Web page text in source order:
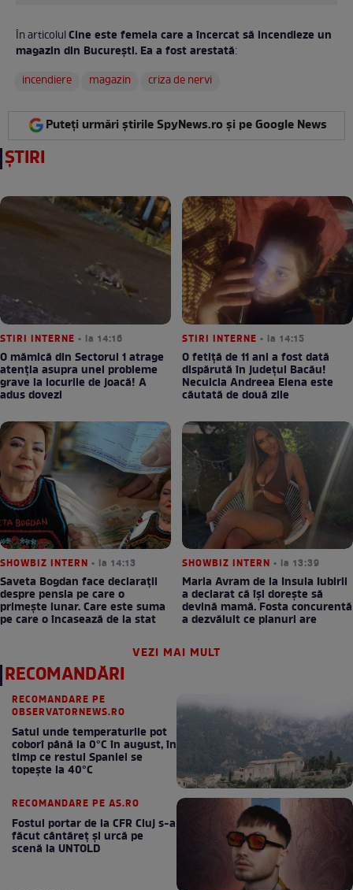
În articolulCine este femeia care a încercat să incendieze un
magazin din București. Ea a fost arestată:
incendiere
magazin criza de nervi
Puteți urmări știrile SpyNews.ro și pe Google News
ȘTIRI
STIRI INTERNE • la 14:16
O mămică din Sectorul 1 atrage
atenția asupra unei probleme
grave la locurile de joacă! A
adus dovezi
STIRI INTERNE • la 14:15
O fetiță de 11 ani a fost dată
dispărută în județul Bacău!
Neculcia Andreea Elena este
căutată de două zile
SHOWBIZ INTERN • la 14:13
Saveta Bogdan face declarații
despre pensia pe care o
primește lunar. Care este suma
pe care o încasează de la stat
SHOWBIZ INTERN • la 13:39
Maria Avram de la Insula Iubirii
a declarat că își dorește să
devină mamă. Fosta concurentă
a dezvăluit ce planuri are
VEZI MAI MULT
RECOMANDĂRI
RECOMANDARE PE
OBSERVATORNEWS.RO
Satul unde temperaturile pot
coborî până la 0°C în august, în
timp ce restul Spaniei se
topește la 40°C
RECOMANDARE PE AS.RO
Fostul portar de la CFR Cluj s-a
făcut cântăreţ şi urcă pe
scenă la UNTOLD